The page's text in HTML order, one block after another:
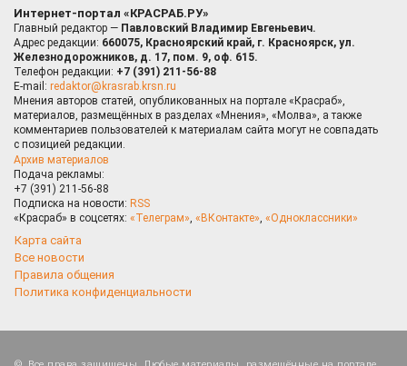
Интернет-портал «КРАСРАБ.РУ»
Главный редактор — Павловский Владимир Евгеньевич.
Адрес редакции: 660075, Красноярский край, г. Красноярск, ул.
Железнодорожников, д. 17, пом. 9, оф. 615.
Телефон редакции: +7 (391) 211-56-88
E-mail: redaktor@krasrab.krsn.ru
Мнения авторов статей, опубликованных на портале «Красраб»,
материалов, размещённых в разделах «Мнения», «Молва», а также
комментариев пользователей к материалам сайта могут не совпадать
с позицией редакции.
Архив материалов
Подача рекламы:
+7 (391) 211-56-88
Подписка на новости: RSS
«Красраб» в соцсетях: «Телеграм» «ВКонтакте» «Одноклассники»
Карта сайта
Все новости
Правила общения
Политика конфиденциальности